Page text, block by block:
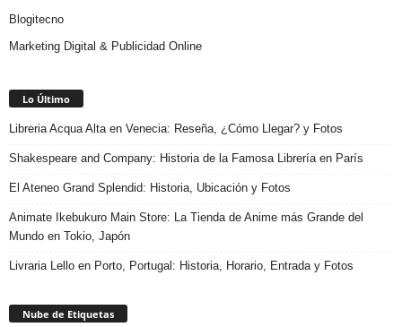
Blogitecno
Marketing Digital & Publicidad Online
Lo Último
Libreria Acqua Alta en Venecia: Reseña, ¿Cómo Llegar? y Fotos
Shakespeare and Company: Historia de la Famosa Librería en París
El Ateneo Grand Splendid: Historia, Ubicación y Fotos
Animate Ikebukuro Main Store: La Tienda de Anime más Grande del
Mundo en Tokio, Japón
Livraria Lello en Porto, Portugal: Historia, Horario, Entrada y Fotos
Nube de Etiquetas